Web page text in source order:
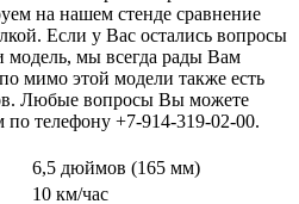
на нашем стенде сравнение
Если у Вас остались вопросы
мы всегда рады Вам
мимо этой модели также есть
Любые вопросы Вы можете
по телефону +7-914-319-02-00.
6,5 дюймов (165 мм)
10 км/час